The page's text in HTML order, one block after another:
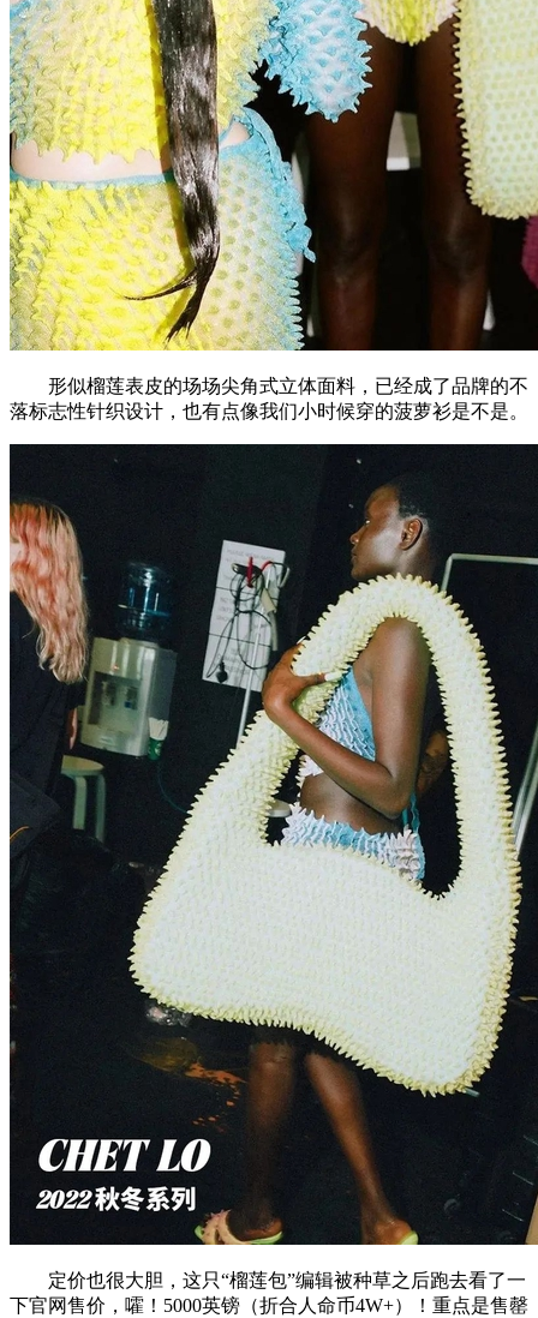
形似榴莲表皮的场场尖角式立体面料，已经成了品牌的不
落标志性针织设计，也有点像我们小时候穿的菠萝衫是不是。
定价也很大胆，这只“榴莲包”编辑被种草之后跑去看了一
下官网售价，嚯！5000英镑（折合人命币4W+）！重点是售罄